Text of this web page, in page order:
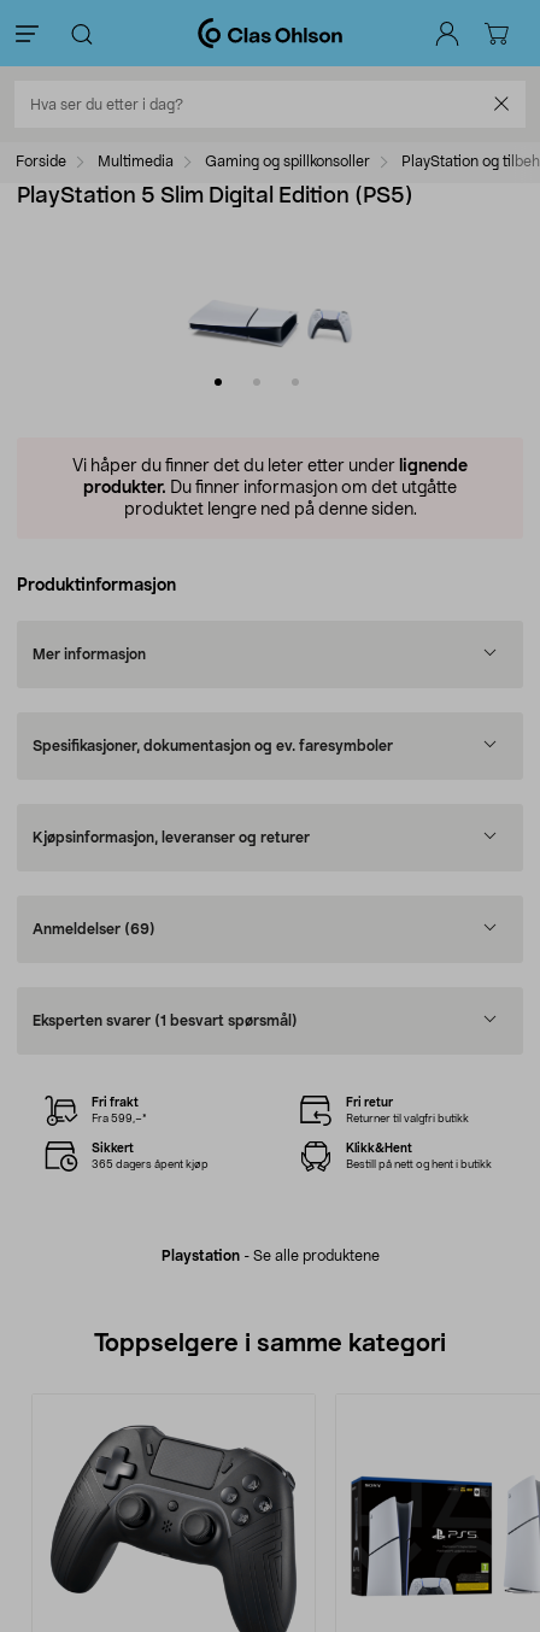
Forside Multimedia Gaming og spillkonsoller PlayStation og
PlayStation 5 Slim Digital Edition (PS5)
Vi håper du finner det du leter etter under lignende
produkter. Du finner informasjon om det utgåtte
produktet lengre ned på denne siden.
Produktinformasjon
Mer informasjon
Spesifikasjoner, dokumentasjon og ev. faresymboler
Kjøpsinformasjon, leveranser og returer
Anmeldelser (69)
Eksperten svarer (1 besvart spørsmål)
Playstation- Se alle produktene
Fri frakt
Fra 599,–*
Fri retur
Returner til valgfri butikk
Sikkert
365 dagers åpent kjøp
Klikk&Hent
Bestill på nett og hent i butikk
Toppselgere i samme kategori